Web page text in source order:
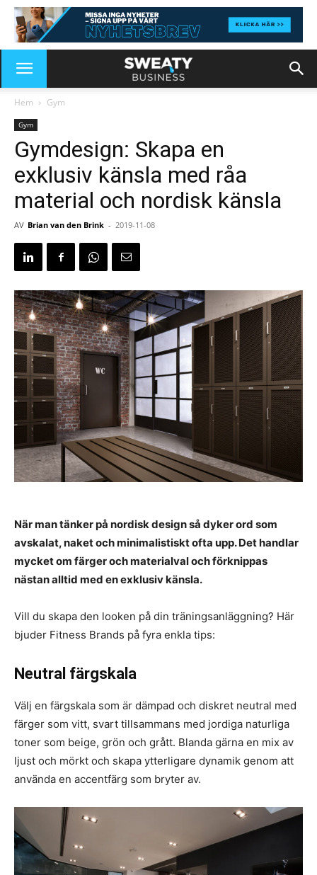
Hem Gym
Gym
Gymdesign: Skapa en
exklusiv känsla med råa
material och nordisk känsla
AV Brian van den Brink - 2019-11-08
När man tänker på nordisk design så dyker ord som
avskalat, naket och minimalistiskt ofta upp. Det handlar
mycket om färger och materialval och förknippas
nästan alltid med en exklusiv känsla.
Vill du skapa den looken på din träningsanläggning? Här
bjuder Fitness Brands på fyra enkla tips:
Neutral färgskala
Välj en färgskala som är dämpad och diskret neutral med
färger som vitt, svart tillsammans med jordiga naturliga
toner som beige, grön och grått. Blanda gärna en mix av
ljust och mörkt och skapa ytterligare dynamik genom att
använda en accentfärg som bryter av.